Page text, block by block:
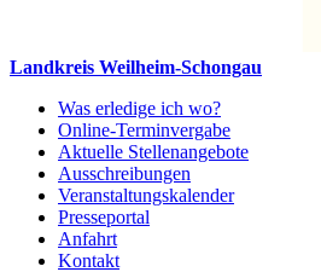
Landkreis Weilheim-Schongau
Was erledige ich wo?
Online-Terminvergabe
Aktuelle Stellenangebote
Ausschreibungen
Veranstaltungskalender
Presseportal
Anfahrt
Kontakt